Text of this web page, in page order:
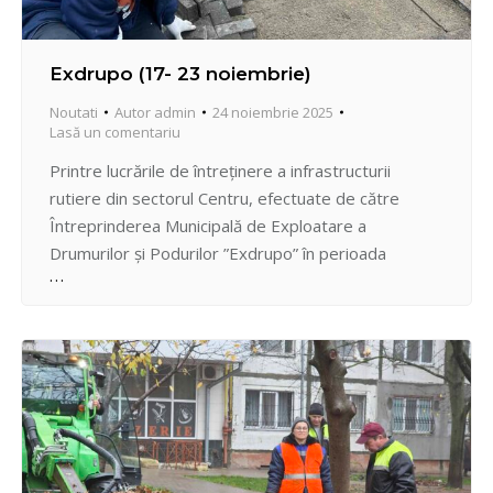
Exdrupo (17- 23 noiembrie)
Noutati Autor admin
24 noiembrie 2025
Lasă un comentariu
Printre lucrările de întreținere a infrastructurii
rutiere din sectorul Centru, efectuate de către
Întreprinderea Municipală de Exploatare a
Drumurilor și Podurilor ”Exdrupo” în perioada
săptămânii care a trecut, se include: – Decolmatarea
Petru Ungureanu, str. Frumoasa, str. Ion Inculeț –
Restabilirea pavajului la trotuar- str. Nicolae…